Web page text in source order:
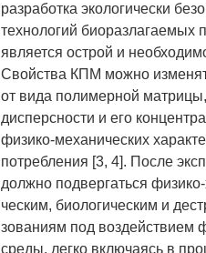
разработка экологически
технологий биоразлагаемых
является острой и
Свойства КПМ можно
от вида полимерной
дисперсности и его
физико-механических
потребления [3, 4]. После
должно подвергаться
ческим, биологическим и
зованиям под воздействием
среды, легко включаясь в